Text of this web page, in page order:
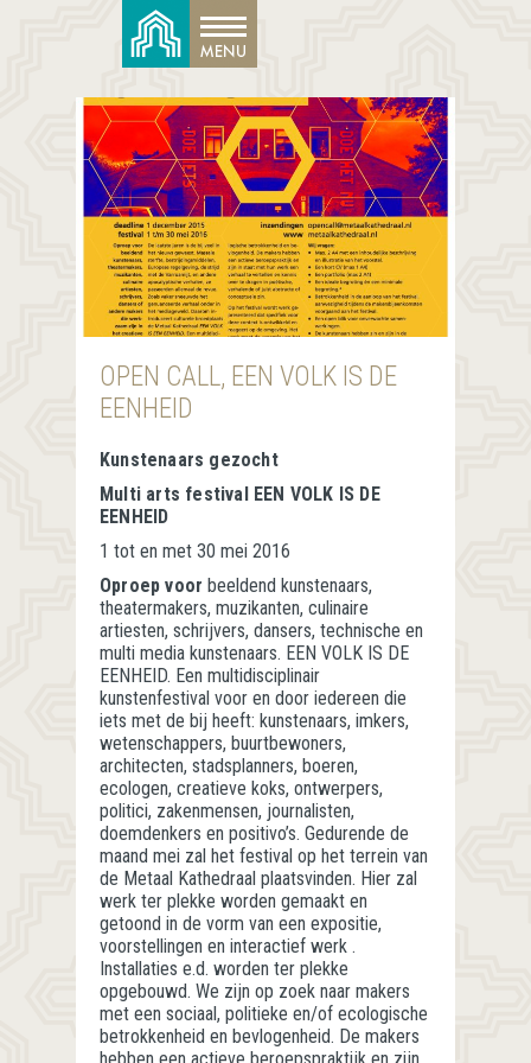
OPEN CALL, EEN VOLK IS DE
EENHEID
Kunstenaars gezocht
Multi arts festival EEN VOLK IS DE
EENHEID
1 tot en met 30 mei 2016
Oproep voor beeldend kunstenaars,
theatermakers, muzikanten, culinaire
artiesten, schrijvers, dansers, technische en
multi media kunstenaars. EEN VOLK IS DE
EENHEID. Een multidisciplinair
kunstenfestival voor en door iedereen die
iets met de bij heeft: kunstenaars, imkers,
wetenschappers, buurtbewoners,
architecten, stadsplanners, boeren,
ecologen, creatieve koks, ontwerpers,
politici, zakenmensen, journalisten,
doemdenkers en positivo’s. Gedurende de
maand mei zal het festival op het terrein van
de Metaal Kathedraal plaatsvinden. Hier zal
werk ter plekke worden gemaakt en
getoond in de vorm van een expositie,
voorstellingen en interactief werk .
Installaties e.d. worden ter plekke
opgebouwd. We zijn op zoek naar makers
met een sociaal, politieke en/of ecologische
betrokkenheid en bevlogenheid. De makers